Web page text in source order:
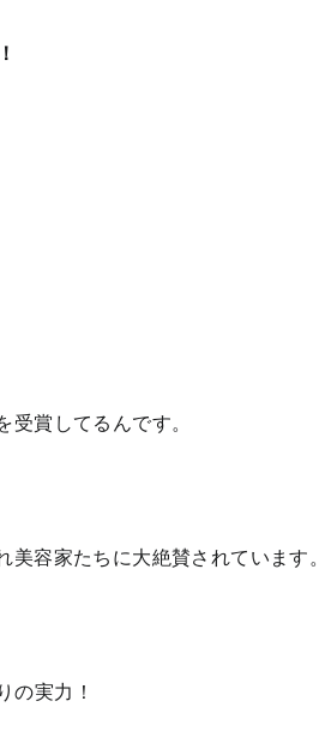
賞してるんです。
容家たちに大絶賛されています。
の実力！